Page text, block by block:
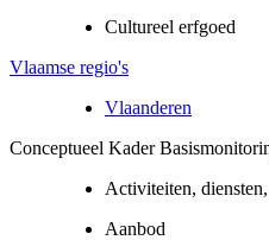
Cultureel erfgoed
Vlaamse regio's
Vlaanderen
Conceptueel Kader
Activiteiten,
Aanbod